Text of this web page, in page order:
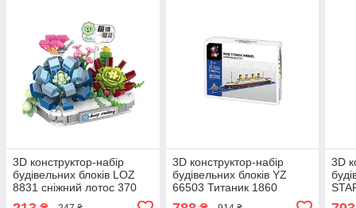
3D конструктор-набір
будівельних блоків LOZ
8831 сніжний лотос 370
3D конструктор-набір
будівельних блоків YZ
66503 Титаник 1860
3D